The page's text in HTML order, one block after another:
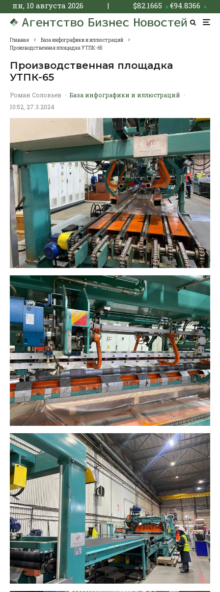
пн, 10 августа 2026 | $82.1665 ▲€94.8366 ▲
Главная
База инфографики и иллюстраций
Производственная площадка УТПК-65
Производственная площадка
УТПК-65
Роман Соловьев · База инфографики и иллюстраций ·
10:52, 27.3.2024